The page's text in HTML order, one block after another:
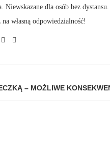
Niewskazane dla osób bez
na własną odpowiedzialność!
– MOŻLIWE